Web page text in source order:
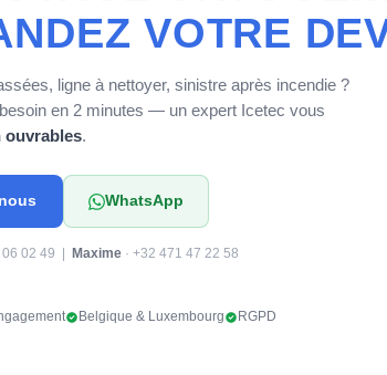
VOTRE
ligne à nettoyer, sinistre après incendie ?
en 2 minutes — un expert Icetec vous
ouvrables.
WhatsApp
06 02 49 | Maxime · +32 471 47 22 58
Belgique & Luxembourg RGPD